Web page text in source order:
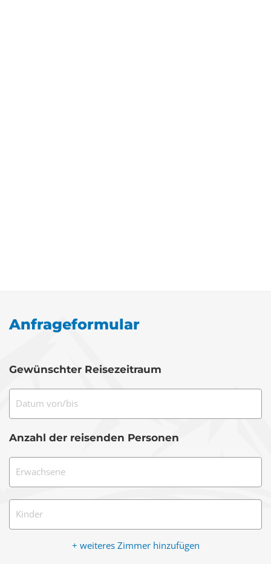
Anfrageformular
Gewünschter Reisezeitraum
Datum von/bis
Anzahl der reisenden Personen
Erwachsene
Kinder
+ weiteres Zimmer hinzufügen